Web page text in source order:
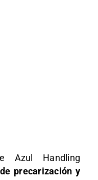
Azul Handling
precarización y